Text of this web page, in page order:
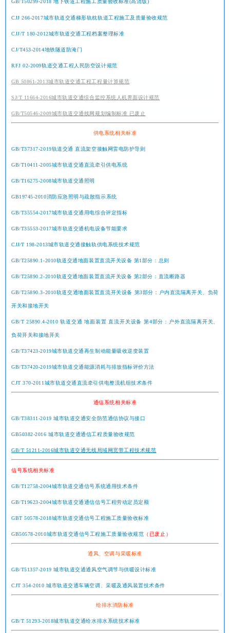
GB/T50299-2018 地下铁道工程施工质量验收标准(高清版)
CJJ 266-2017城市轨道交通梯形轨枕轨道工程施工及质量验收规范
CJJ/T 180-2012城市轨道交通工程档案整理标准
CJ/T453-2014地铁隧道防淹门
RFJ 02-2009轨道交通工程人民防空设计规范
GB 50861-2013城市轨道交通工程工程量计算规范
SJ/T 11664-2016城市轨道交通综合监控系统人机界面设计规范
GB/T50546-2009城市轨道交通线网规划编制标准 已废止
供电系统相关标准
GB/T37317-2019轨道交通 直流架空接触网雷电防护导则
GB/T10411-2005城市轨道交通直流牵引供电系统
GB/T16275-2008城市轨道交通照明
GB19745-2010消防应急照明与疏散指示系统
GB/T35554-2017城市轨道交通用电综合评定指标
GB/T35553-2017城市轨道交通机电设备节能要求
CJJ∕T 198-2013城市轨道交通接触轨供电系统技术规范
GB/T25890.1-2010轨道交通地面装置直流开关设备 第1部分：总则
GB/T25890.2-2010轨道交通地面装置直流开关设备 第2部分：直流断路器
GB/T25890.3-2010轨道交通地面装置直流开关设备 第3部分：户内直流隔离开关、负荷
开关和接地开关
GB/T 25890.4-2010 轨道交通 地面装置 直流开关设备 第4部分：户外直流隔离开关、
负荷开关和接地开关
GB/T37423-2019城市轨道交通再生制动能量吸收逆变装置
GB/T37420-2019城市轨道交通能源消耗与排放指标评价方法
CJT 370-2011城市轨道交通直流牵引供电整流机组技术条件
通信系统相关标准
GB/T38311-2019 城市轨道交通安全防范通信协议与接口
GB50382-2016 城市轨道交通通信工程质量验收规范
GB/T 51211-2016城市轨道交通无线局域网宽带工程技术规范
信号系统相关标准
GB/T12758-2004城市轨道交通信号系统通用技术条件
GB/T19623-2004城市轨道交通通信信号工程劳动定员定额
GBT 50578-2018城市轨道交通信号工程施工质量验收标准
GB50578-2010城市轨道交通信号工程施工质量验收规范 （已废止）
通风、空调与采暖标准
GB/T51357-2019 城市轨道交通通风空气调节与供暖设计标准
CJT 354-2010 城市轨道交通车辆空调、采暖及通风装置技术条件
给排水消防标准
GB/T 51293-2018城市轨道交通给水排水系统技术标准